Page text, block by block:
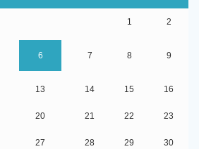
1 2
6 7 8 9
13 14 15 16
20 21 22 23
27 28 29 30